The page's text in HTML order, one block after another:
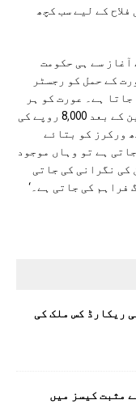
کے لیے سب کچھ
آغاز سے ہی حکومت
کے حمل کو رجسٹر
ہے۔ عورت کو ہر
تین ماہ بعد سکین کیا جاتا ہے۔ پہلے سکین کے بعد 8,000 روپے کی
ورکرز کو بتائے
ہے تو وہاں موجود
کی نگرانی کی جاتی
فراہم کی جاتی ہے۔‘
ریکارڈ کس ملک کی
مثبت کیسز میں